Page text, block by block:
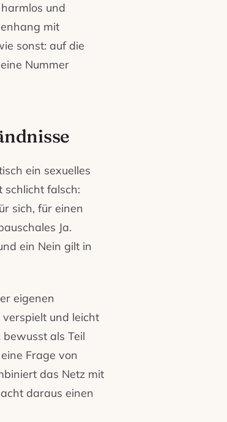
und
mit
sonst: auf die
Nummer
ein sexuelles
schlicht falsch:
sich, für einen
Ja.
ein Nein gilt in
eigenen
verspielt und leicht
als Teil
Frage von
das Netz mit
daraus einen